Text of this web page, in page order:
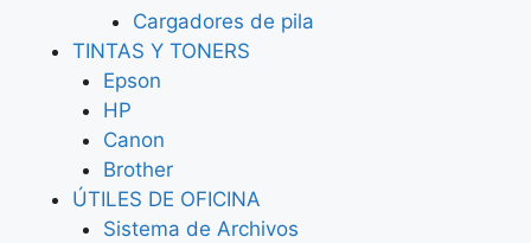
Cargadores de pila
TINTAS Y TONERS
Epson
HP
Canon
Brother
ÚTILES DE OFICINA
Sistema de Archivos